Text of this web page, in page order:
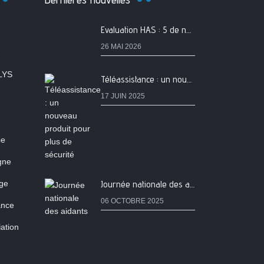
Evaluation HAS : 5 de nos services classés A
26 MAI 2026
Téléassistance : un nouveau produit pour plus de sécurité
17 JUIN 2025
Journée nationale des aidants
06 OCTOBRE 2025